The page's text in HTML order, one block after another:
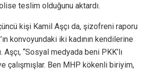
teslim olduğunu aktardı.
kişi Kamil Aşçı da, şizofreni raporu
konvoyundaki iki kadının kendilerine
Aşçı, “Sosyal medyada beni PKK’lı
çalışmışlar. Ben MHP kökenli biriyim,